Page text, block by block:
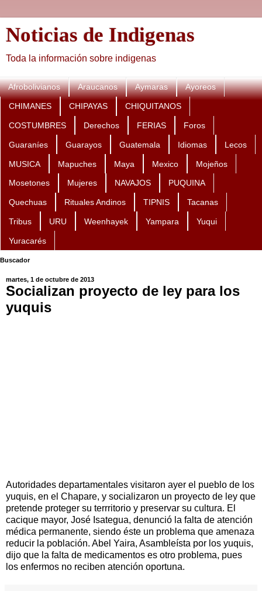
Noticias de Indigenas
Toda la información sobre indigenas
Afrobolivianos Araucanos Aymaras Ayoreos
CHIMANES CHIPAYAS CHIQUITANOS
COSTUMBRES Derechos FERIAS Foros
Guaraníes Guarayos Guatemala Idiomas Lecos
MUSICA Mapuches Maya Mexico Mojeños
Mosetones Mujeres NAVAJOS PUQUINA
Quechuas Rituales Andinos TIPNIS Tacanas
Tribus URU Weenhayek Yampara Yuqui
Yuracarés
Buscador
martes, 1 de octubre de 2013
Socializan proyecto de ley para los
yuquis
Autoridades departamentales visitaron ayer el pueblo de los
yuquis, en el Chapare, y socializaron un proyecto de ley que
pretende proteger su terrritorio y preservar su cultura. El
cacique mayor, José Isategua, denunció la falta de atención
médica permanente, siendo éste un problema que amenaza
reducir la población. Abel Yaira, Asambleísta por los yuquis,
dijo que la falta de medicamentos es otro problema, pues
los enfermos no reciben atención oportuna.